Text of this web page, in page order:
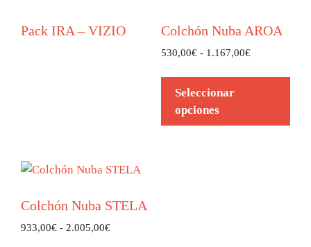
Pack IRA – VIZIO Colchón Nuba AROA
530,00€ - 1.167,00€
Seleccionar
opciones
Colchón Nuba STELA
933,00€ - 2.005,00€